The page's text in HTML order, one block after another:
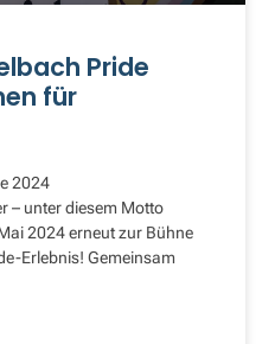
Pride
für
2024
– unter diesem Motto
2024 erneut zur Bühne
Erlebnis! Gemeinsam